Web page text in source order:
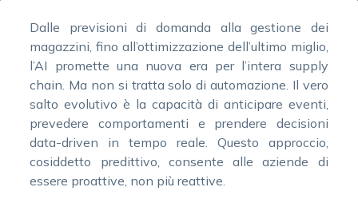
Dalle previsioni di domanda alla gestione dei
magazzini, fino all’ottimizzazione dell’ultimo miglio,
l’AI promette una nuova era per l’intera supply
chain. Ma non si tratta solo di automazione. Il vero
salto evolutivo è la capacità di anticipare eventi,
prevedere comportamenti e prendere decisioni
data-driven in tempo reale. Questo approccio,
cosiddetto predittivo, consente alle aziende di
essere proattive, non più reattive.